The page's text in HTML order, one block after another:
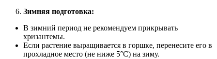
Зимняя подготовка:
В зимний период не рекомендуем прикрывать
хризантемы.
Если растение выращивается в горшке, перенесите его в
прохладное место (не ниже 5°C) на зиму.